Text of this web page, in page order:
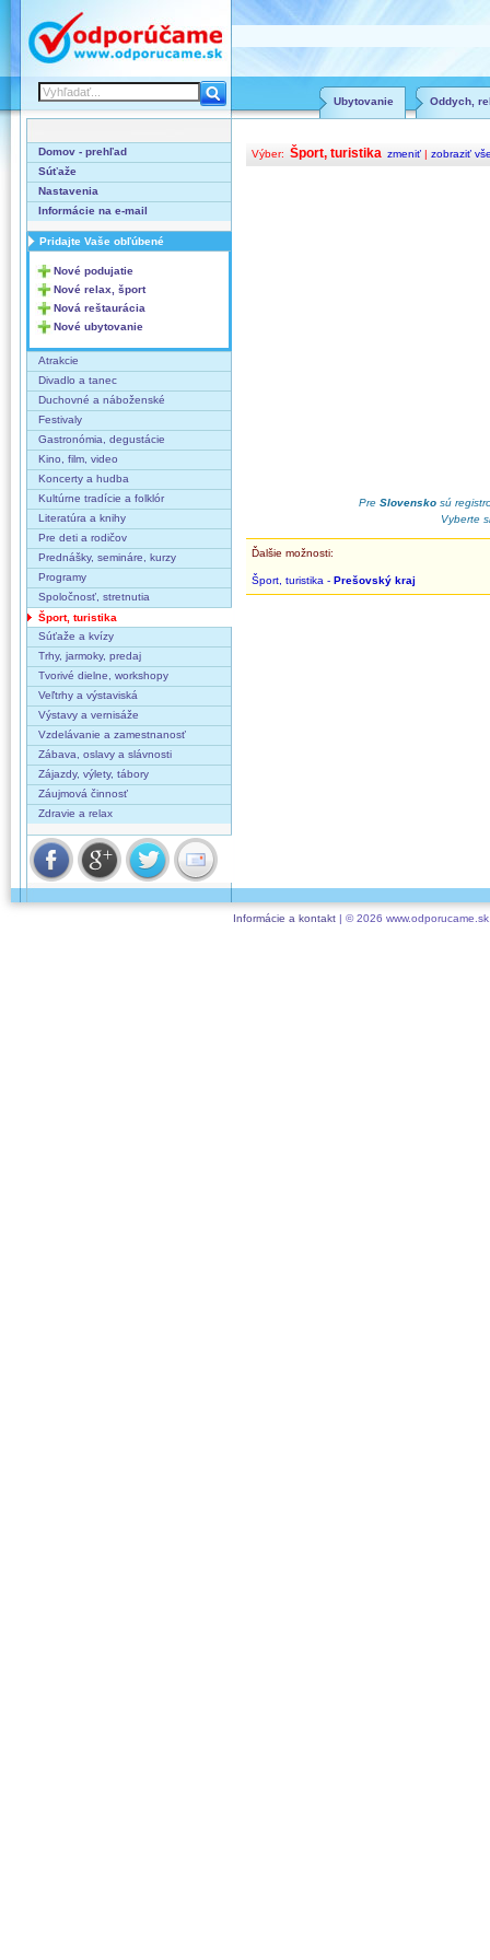
Oddych,
Ubytovanie
Domov - prehľad
Súťaže
Nastavenia
Informácie na e-mail
Pridajte Vaše obľúbené
Nové podujatie
Nové relax, šport
Nová reštaurácia
Nové ubytovanie
Atrakcie
Divadlo a tanec
Duchovné a náboženské
Festivaly
Gastronómia, degustácie
Kino, film, video
Koncerty a hudba
Kultúrne tradície a folklór
Literatúra a knihy
Pre deti a rodičov
Prednášky, semináre, kurzy
Programy
Spoločnosť, stretnutia
Šport, turistika
Súťaže a kvízy
Trhy, jarmoky, predaj
Tvorivé dielne, workshopy
Veľtrhy a výstaviská
Výstavy a vernisáže
Vzdelávanie a zamestnanosť
Zábava, oslavy a slávnosti
Zájazdy, výlety, tábory
Záujmová činnosť
Zdravie a relax
Výber: Šport, turistika zmeniť | zobraziť
Pre Slovenskosú
Vyberte
Ďalšie možnosti:
Šport, turistika - Prešovský kraj
Informácie a kontakt| © 2026